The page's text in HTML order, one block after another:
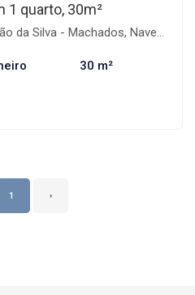
1 quarto, 30m²
- Machados, Navegantes-SC
30 m²
1 ›